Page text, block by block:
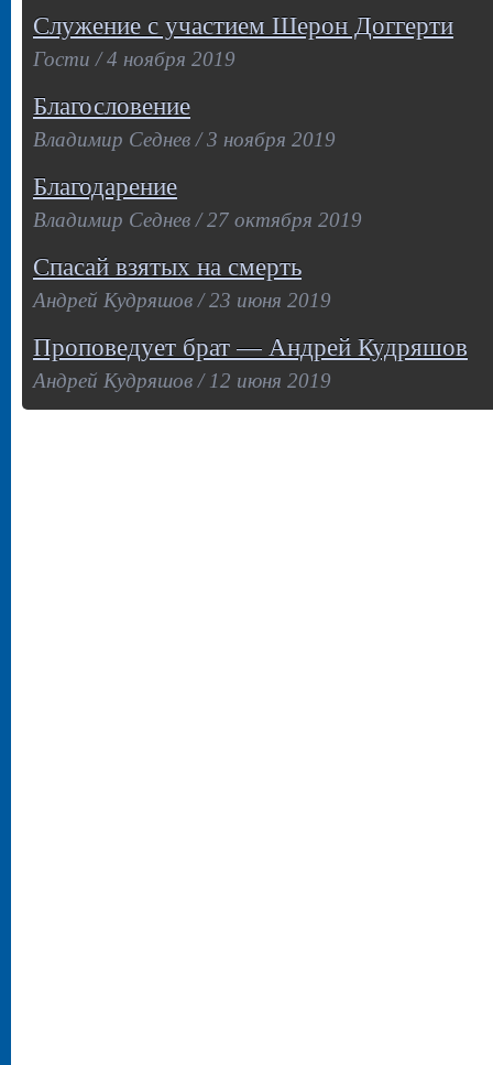
Служение с участием Шерон Доггерти
Гости / 4 ноября 2019
Благословение
Владимир Седнев / 3 ноября 2019
Благодарение
Владимир Седнев / 27 октября 2019
Спасай взятых на смерть
Андрей Кудряшов / 23 июня 2019
Проповедует брат — Андрей Кудряшов
Андрей Кудряшов / 12 июня 2019